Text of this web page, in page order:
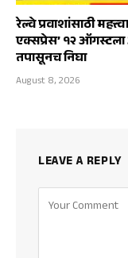
रेल्वे प्रवाशांसाठी
एक्सप्रेस’ १२
तपासूनच निघा
August 8, 2026
LEAVE A REPLY